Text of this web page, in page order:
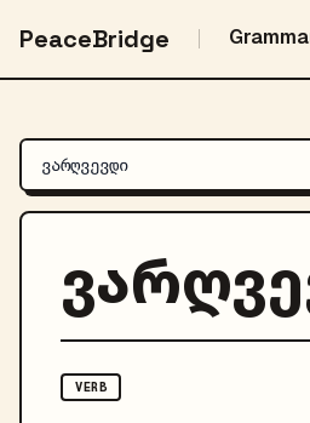
PeaceBridge
VERB